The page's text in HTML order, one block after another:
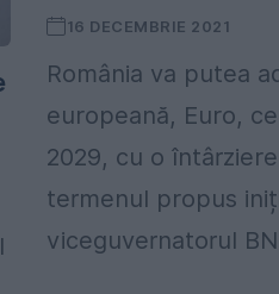
16 DECEMBRIE 2021
România va putea
europeană, Euro,
2029, cu o
termenul propus
viceguvernatorul